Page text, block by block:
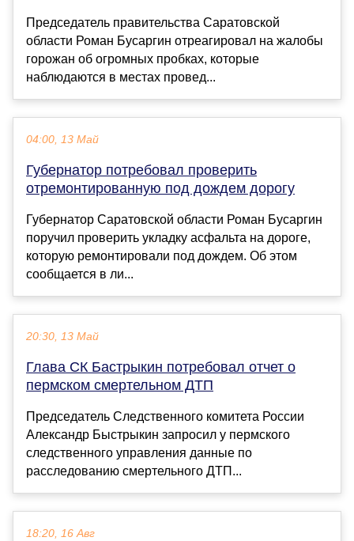
Председатель правительства Саратовской
области Роман Бусаргин отреагировал на жалобы
горожан об огромных пробках, которые
наблюдаются в местах провед...
04:00, 13 Май
Губернатор потребовал проверить
отремонтированную под дождем дорогу
Губернатор Саратовской области Роман Бусаргин
поручил проверить укладку асфальта на дороге,
которую ремонтировали под дождем. Об этом
сообщается в ли...
20:30, 13 Май
Глава СК Бастрыкин потребовал отчет о
пермском смертельном ДТП
Председатель Следственного комитета России
Александр Быстрыкин запросил у пермского
следственного управления данные по
расследованию смертельного ДТП...
18:20, 16 Авг